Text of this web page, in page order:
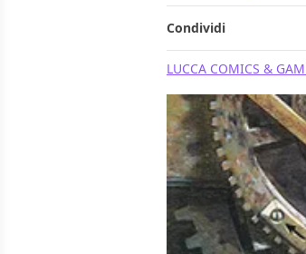
Condividi
LUCCA COMICS &